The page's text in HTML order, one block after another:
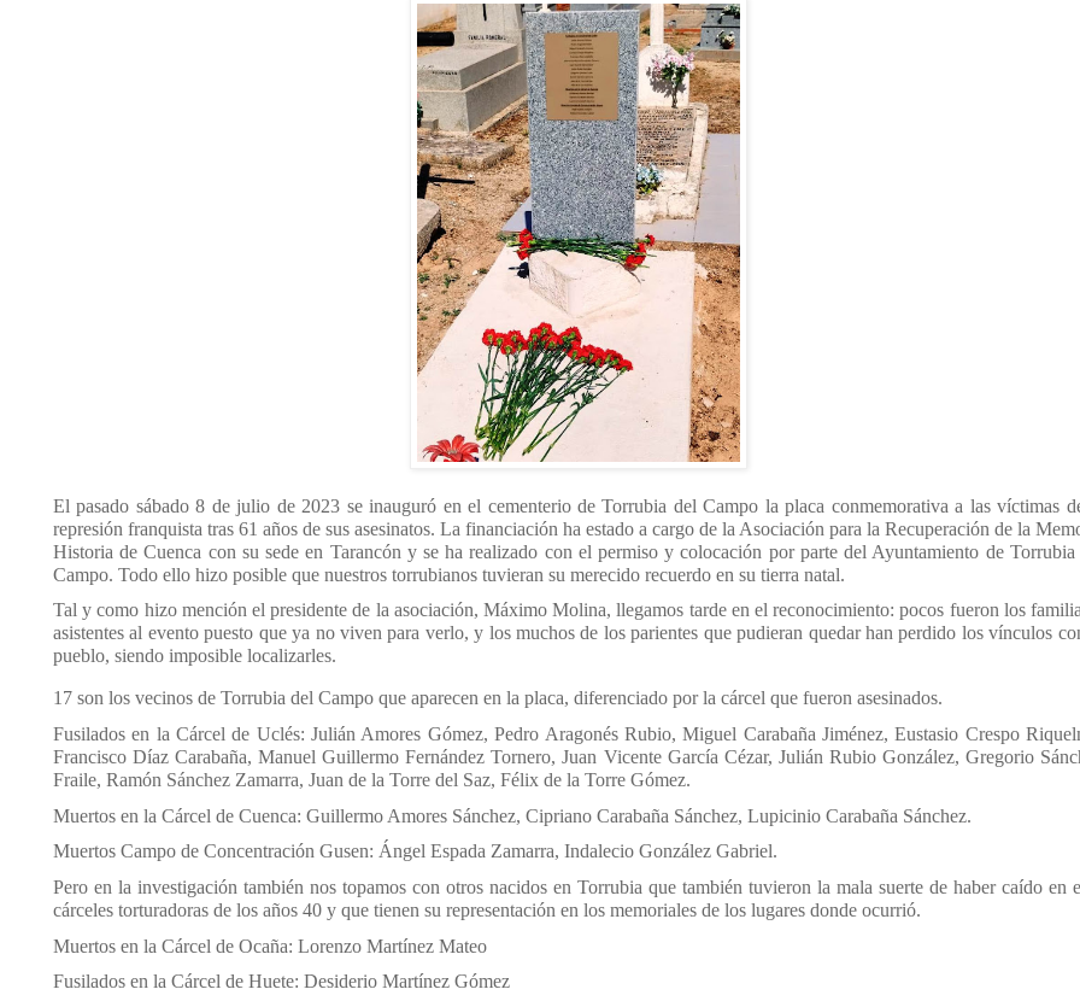
El pasado sábado 8 de julio de 2023 se inauguró en el cementerio de Torrubia del Campo la placa conmemorativa a las víctimas
represión franquista tras 61 años de sus asesinatos. La financiación ha estado a cargo de la Asociación para la Recuperación de la
Historia de Cuenca con su sede en Tarancón y se ha realizado con el permiso y colocación por parte del Ayuntamiento de Torrubia
Campo. Todo ello hizo posible que nuestros torrubianos tuvieran su merecido recuerdo en su tierra natal.
Tal y como hizo mención el presidente de la asociación, Máximo Molina, llegamos tarde en el reconocimiento: pocos fueron los
asistentes al evento puesto que ya no viven para verlo, y los muchos de los parientes que pudieran quedar han perdido los vínculos
pueblo, siendo imposible localizarles.
17 son los vecinos de Torrubia del Campo que aparecen en la placa, diferenciado por la cárcel que fueron asesinados.
Fusilados en la Cárcel de Uclés: Julián Amores Gómez, Pedro Aragonés Rubio, Miguel Carabaña Jiménez, Eustasio Crespo
Francisco Díaz Carabaña, Manuel Guillermo Fernández Tornero, Juan Vicente García Cézar, Julián Rubio González, Gregorio
Fraile, Ramón Sánchez Zamarra, Juan de la Torre del Saz, Félix de la Torre Gómez.
Muertos en la Cárcel de Cuenca: Guillermo Amores Sánchez, Cipriano Carabaña Sánchez, Lupicinio Carabaña Sánchez.
Muertos Campo de Concentración Gusen: Ángel Espada Zamarra, Indalecio González Gabriel.
Pero en la investigación también nos topamos con otros nacidos en Torrubia que también tuvieron la mala suerte de haber caído en
cárceles torturadoras de los años 40 y que tienen su representación en los memoriales de los lugares donde ocurrió.
Muertos en la Cárcel de Ocaña: Lorenzo Martínez Mateo
Fusilados en la Cárcel de Huete: Desiderio Martínez Gómez